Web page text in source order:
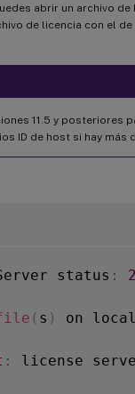
abrir un archivo de
de licencia con el
11.5 y posteriores
ID de host si hay más
status
:
( s ) on
: license